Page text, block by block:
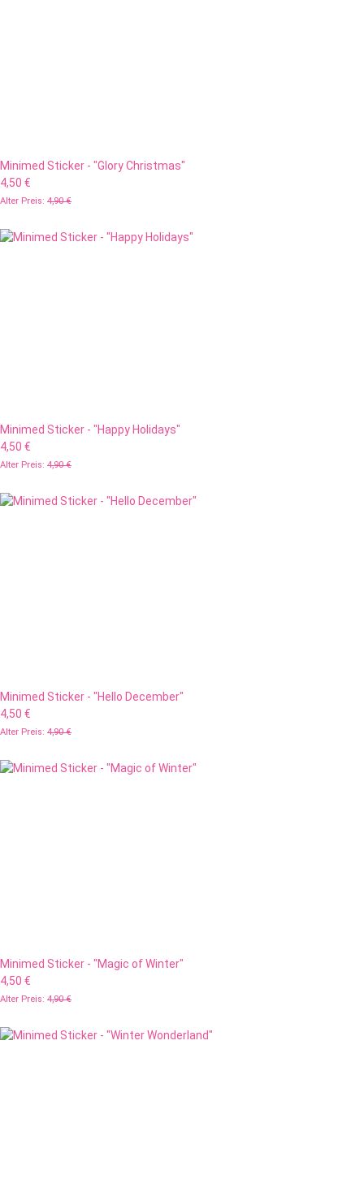
Minimed Sticker - "Glory Christmas"
4,50 €
Alter Preis: 4,90 €
Minimed Sticker - "Happy Holidays"
4,50 €
Alter Preis: 4,90 €
Minimed Sticker - "Hello December"
4,50 €
Alter Preis: 4,90 €
Minimed Sticker - "Magic of Winter"
4,50 €
Alter Preis: 4,90 €